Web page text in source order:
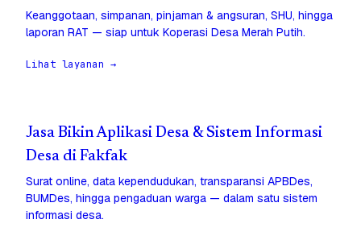
Keanggotaan, simpanan, pinjaman & angsuran, SHU, hingga
laporan RAT — siap untuk Koperasi Desa Merah Putih.
Lihat layanan →
Jasa Bikin Aplikasi Desa & Sistem Informasi
Desa di Fakfak
Surat online, data kependudukan, transparansi APBDes,
BUMDes, hingga pengaduan warga — dalam satu sistem
informasi desa.